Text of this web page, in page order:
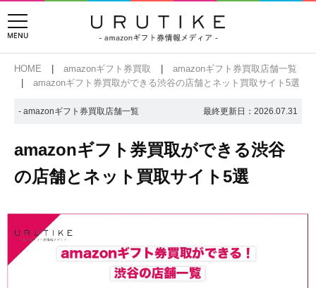
HOME amazonギフト券買取
amazonギフト券買取店舗一覧
amazonギフト券買取ができる渋谷の店舗とネット買取サイト5選
- amazonギフト券買取店舗一覧 最終更新日： 2026.07.31
amazonギフト券買取ができる渋谷
の店舗とネット買取サイト5選